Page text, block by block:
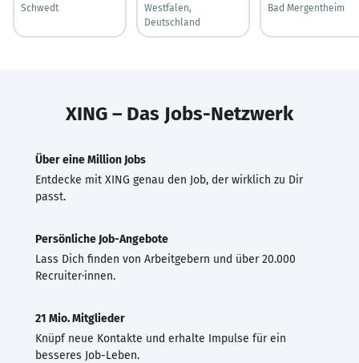
Schwedt
Westfalen,
Deutschland
Bad Mergentheim
XING – Das Jobs-Netzwerk
Über eine Million Jobs
Entdecke mit XING genau den Job, der wirklich zu Dir
passt.
Persönliche Job-Angebote
Lass Dich finden von Arbeitgebern und über 20.000
Recruiter·innen.
21 Mio. Mitglieder
Knüpf neue Kontakte und erhalte Impulse für ein
besseres Job-Leben.